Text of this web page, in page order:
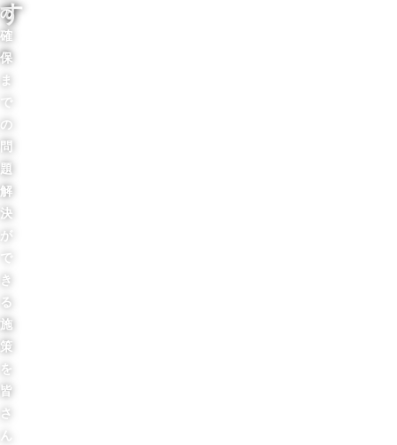
す
。
の
確
保
ま
で
の
問
題
解
決
が
で
き
る
施
策
を
皆
さ
ん